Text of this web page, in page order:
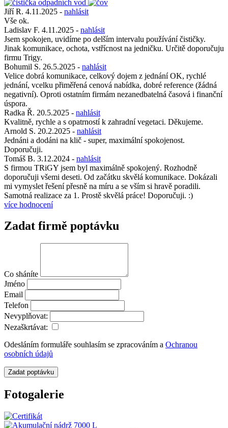
Jiří R. 4.11.2025 - nahlásit
Vše ok.
Ladislav F. 4.11.2025 - nahlásit
Jsem spokojen, uvidíme po delším intervalu používání čističky.
Jinak komunikace, ochota, vstřícnost na jedničku. Určitě doporučuju
firmu Trigy.
Bohumil S. 26.5.2025 - nahlásit
Velice dobrá komunikace, celkový dojem z jednání OK, rychlé
jednání, vcelku přiměřená cenová nabídka, dobré reference (žádná
negativní). Oproti ostatním firmám nezanedbatelná časová i finanční
úspora.
Radka Ř. 20.5.2025 - nahlásit
Kvalitně, rychle a s opatrností k zahradní vegetaci. Děkujeme.
Arnold S. 20.2.2025 - nahlásit
Jednáni a dodáni na klič - super, maximální spokojenost.
Doporučuji.
Tomáš B. 3.12.2024 - nahlásit
S firmou TRiGY jsem byl maximálně spokojený. Rozhodně
doporučuji všemi deseti. Od začátku skvělá komunikace. Dokázali
mi vymyslet řešení přesně na míru a se vším si hravě poradili.
Samotná realizace za 1. Prostě skvělá práce! Doporučuji. :)
více hodnocení
Zadat firmě poptávku
Co sháníte
Jméno
Email
Telefon
Nevyplňovat:
Nezaškrtávat:
Odesláním formuláře souhlasím se zpracováním a Ochranou
osobních údajů
Zadat poptávku
Fotogalerie